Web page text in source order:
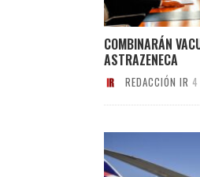
COMBINARÁN
ASTRAZENECA
REDACCIÓN IR